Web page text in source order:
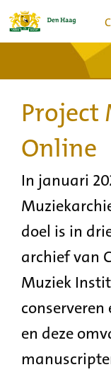
Bronnen en
Dienstverlening
Bezoek
Over
Contact
Project
Online
In januari
doel is in
archief van
Muziek
en deze